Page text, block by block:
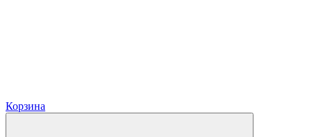
Корзина